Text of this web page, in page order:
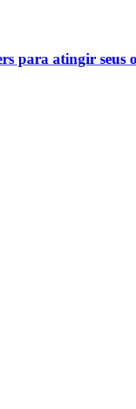
para atingir